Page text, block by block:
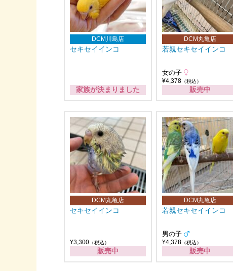
DCM川島店
セキセイインコ
家族が決まりました
DCM丸亀店
若親セキセイインコ
女の子
¥4,378 （税込）
販売中
DCM丸亀店
セキセイインコ
¥3,300 （税込）
販売中
DCM丸亀店
若親セキセイインコ
男の子
¥4,378 （税込）
販売中